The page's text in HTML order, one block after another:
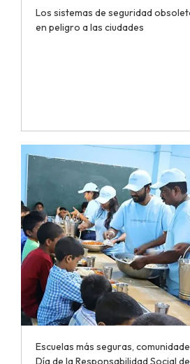
Los sistemas de seguridad
en peligro a las ciudades
Escuelas más seguras,
Día de la Responsabilidad Social